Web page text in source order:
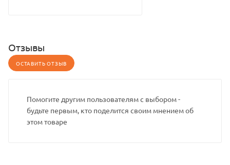
Отзывы
ОСТАВИТЬ ОТЗЫВ
Помогите другим пользователям с выбором -
будьте первым, кто поделится своим мнением об
этом товаре